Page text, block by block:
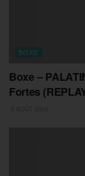
BOXE
Boxe –
Fortes